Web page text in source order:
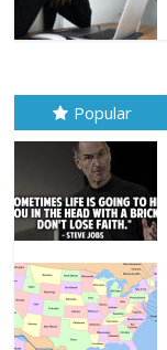
Popular